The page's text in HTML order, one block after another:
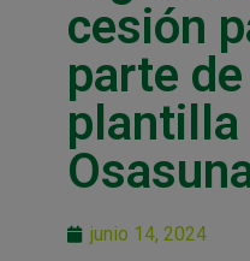
cesión
parte
plantilla
junio 14, 2024